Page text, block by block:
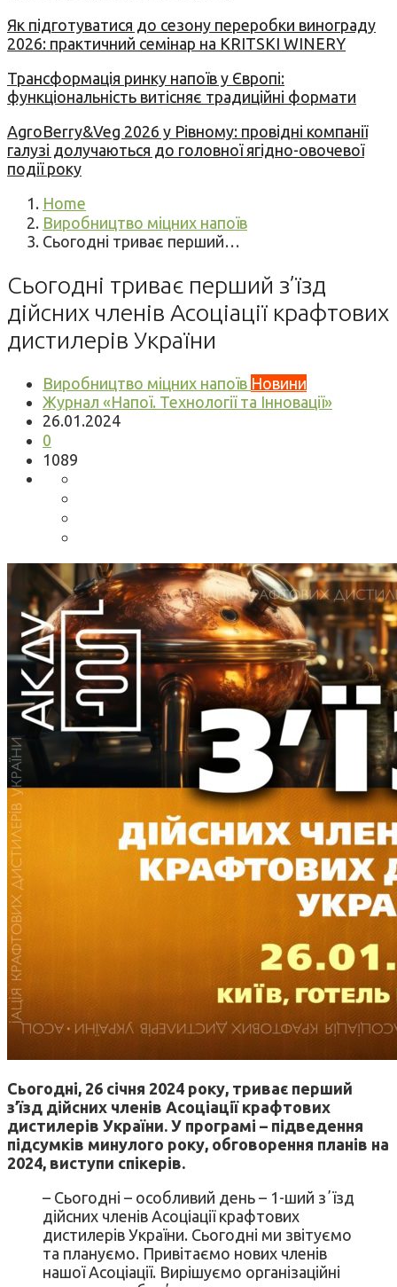
Як підготуватися до сезону переробки винограду
2026: практичний семінар на KRITSKI WINERY
Трансформація ринку напоїв у Європі:
функціональність витісняє традиційні формати
AgroBerry&Veg 2026 у Рівному: провідні компанії
галузі долучаються до головної ягідно-овочевої
події року
Home
Виробництво міцних напоїв
Сьогодні триває перший…
Сьогодні триває перший з’їзд
дійсних членів Асоціації крафтових
дистилерів України
Виробництво міцних напоїв Новини
Журнал «Напої. Технології та Інновації»
26.01.2024
0
1089
Сьогодні, 26 січня 2024 року, триває перший
з’їзд дійсних членів Асоціації крафтових
дистилерів України. У програмі – підведення
підсумків минулого року, обговорення планів на
2024, виступи спікерів.
– Сьогодні – особливий день – 1-ший зʼїзд
дійсних членів Асоціації крафтових
дистилерів України. Сьогодні ми звітуємо
та плануємо. Привітаємо нових членів
нашої Асоціації. Вирішуємо організаційні